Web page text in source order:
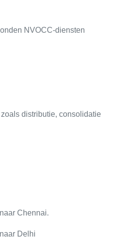
NVOCC-diensten
distributie, consolidatie
Chennai.
Delhi